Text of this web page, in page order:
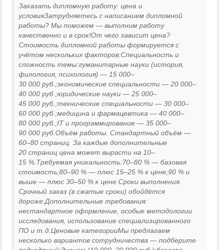
Заказать дипломную работу: цена и
условияЗатрудняетесь с написанием дипломной
работы? Мы поможем — выполним работу
качественно и в срок!От чего зависит цена?
Стоимость дипломной работы формируется с
учётом нескольких факторов:Специальность и
сложность темы:гуманитарные науки (история,
филология, психология) — 15 000–
30 000 руб.;экономические специальности — 20 000–
40 000 руб.;юридические науки — 25 000–
45 000 руб.;технические специальности — 30 000–
60 000 руб.;медицина и фармацевтика — 40 000–
80 000 руб.;IT и программирование — 35 000–
90 000 руб.Объём работы. Стандартный объём —
60–80 страниц. За каждые дополнительные
20 страниц цена может вырасти на 10–
15 %.Требуемая уникальность:70–80 % — базовая
стоимость;80–90 % — плюс 15–25 % к цене;90 % и
выше — плюс 30–50 % к цене.Сроки выполнения.
Срочный заказ (в сжатые сроки) обойдётся
дороже.Дополнительные требования:
нестандартное оформление, особые методологии
исследования, использование специализированного
ПО и т. д.Ценовые категорииМы предлагаем
несколько вариантов сотрудничества — подберите